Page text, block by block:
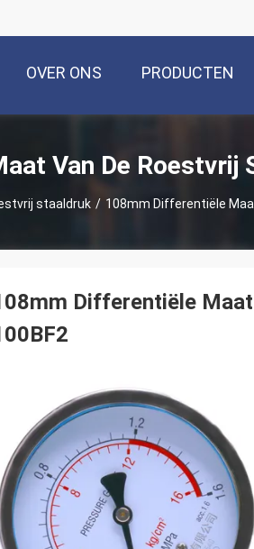
OVER ONS PRODUCTEN
Van De
staaldruk / 108mm Differentiële
Differentiële